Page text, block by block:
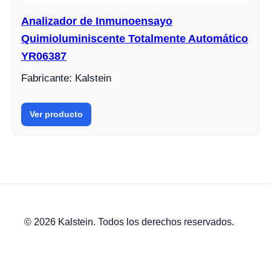
Analizador de Inmunoensayo
Quimioluminiscente Totalmente Automático
YR06387
Fabricante: Kalstein
Ver producto
© 2026 Kalstein. Todos los derechos reservados.